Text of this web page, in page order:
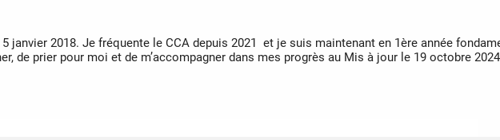
janvier 2018. Je fréquente le CCA depuis 2021 et je suis maintenant en 1ère année
de prier pour moi et de m’accompagner dans mes progrès au Mis à jour le 19 octobre 2024